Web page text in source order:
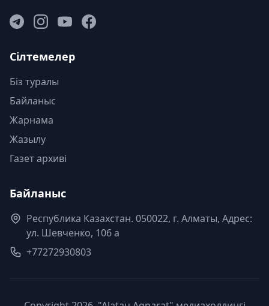
Сілтемелер
Біз туралы
Байланыс
Жарнама
Жазылу
Газет архиві
Байланыс
Республика Казахстан. 050022, г. Алматы, Адрес:
ул. Шевченко, 106 а
+77272930803